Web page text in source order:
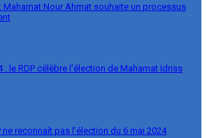
Mahamat Nour Ahmat souhaite un processus
: le RDP célèbre l’élection de Mahamat Idriss
ne reconnaît pas l’élection du 6 mai 2024